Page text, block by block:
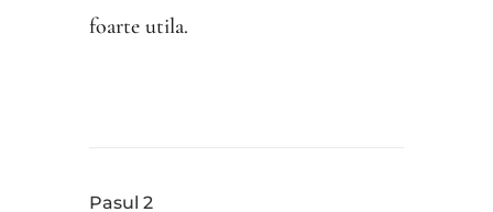
foarte utila.
Pasul 2